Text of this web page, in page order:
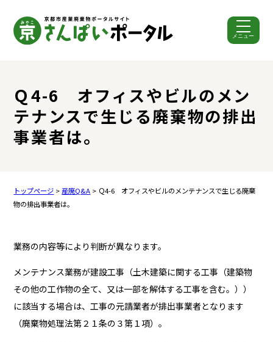
メニュー
Ｑ4-6 オフィスやビルのメン
テナンスで生じる廃棄物の排出
事業者は。
トップページ > 産廃Q&A > Ｑ4-6 オフィスやビルのメンテナンスで生じる廃棄
物の排出事業者は。
業務の内容等により判断が異なります。
メンテナンス業務が建設工事（土木建築に関する工事（建築物
その他の工作物の全て、又は一部を解体する工事を含む。））
に該当する場合は、工事の元請業者が排出事業者となります
（廃棄物処理法第２１条の３第１項）。